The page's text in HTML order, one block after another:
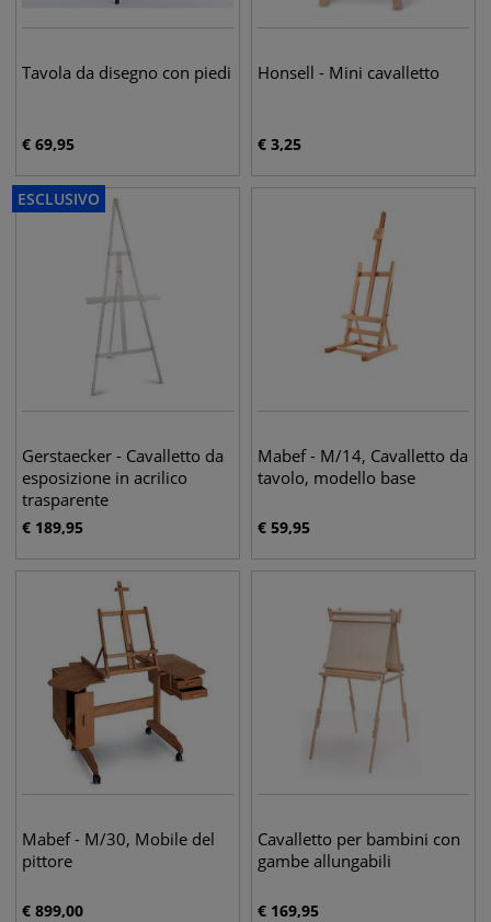
Tavola da disegno con piedi
€ 69,95
Honsell - Mini cavalletto
€ 3,25
ESCLUSIVO
Gerstaecker - Cavalletto da
esposizione in acrilico
trasparente
€ 189,95
Mabef - M/14, Cavalletto da
tavolo, modello base
€ 59,95
Mabef - M/30, Mobile del
pittore
€ 899,00
Cavalletto per bambini con
gambe allungabili
€ 169,95